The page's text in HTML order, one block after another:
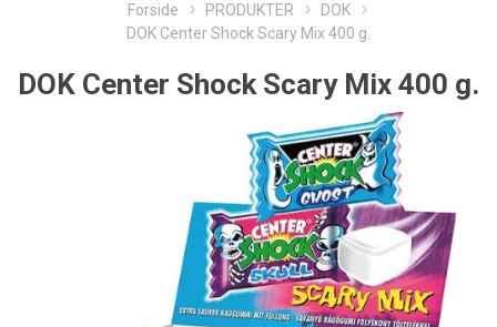
Forside PRODUKTER
DOK
DOK Center Shock Scary Mix 400 g.
DOK Center Shock Scary Mix 400 g.